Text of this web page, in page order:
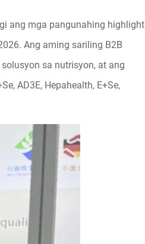
ang mga pangunahing highlight
Ang aming sariling B2B
sa nutrisyon, at ang
AD3E, Hepahealth, E+Se,